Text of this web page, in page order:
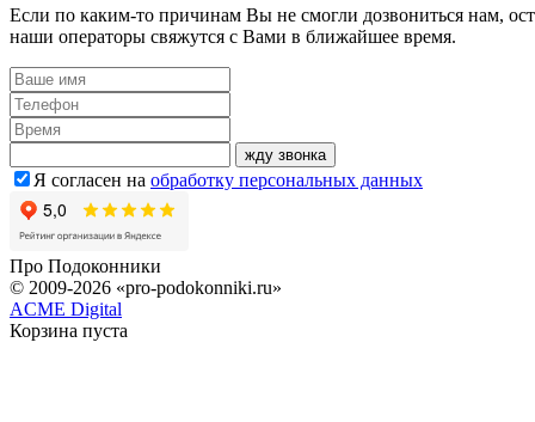
Если по каким-то причинам Вы не смогли дозвониться нам,
наши операторы свяжутся с Вами в ближайшее время.
жду звонка
Я согласен на обработку персональных данных
Про Подоконники
© 2009-2026 «pro-podokonniki.ru»
ACME Digital
Корзина пуста